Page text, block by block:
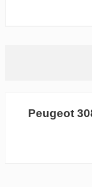
Peugeot